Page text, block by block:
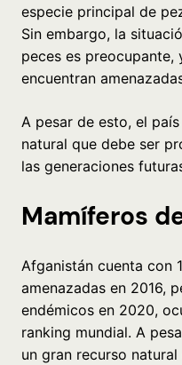
especie principal de
Sin embargo, la
peces es preocupante,
encuentran
A pesar de esto, el
natural que debe ser
las generaciones
Mamíferos
Afganistán cuenta con
amenazadas en 2016,
endémicos en 2020,
ranking mundial. A
un gran recurso